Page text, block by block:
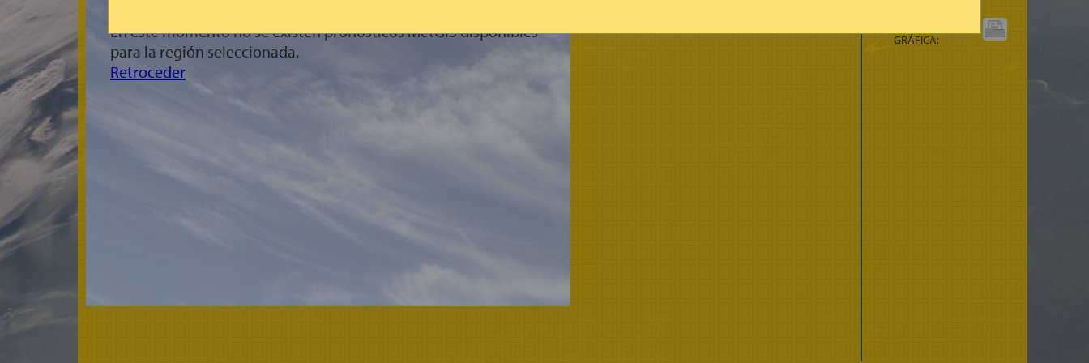
En este momento no se existen pronósticos MetGIS disponibles
para la región seleccionada.
Retroceder
GRÁFICA: